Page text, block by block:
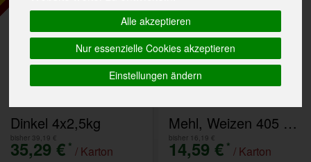
Alle akzeptieren
Nur essenzielle Cookies akzeptieren
Einstellungen ändern
Dinkel 4x2,5kg
bisher 39,19 €
35,29 € * / Karton
Mehl, Weizen 405 6x1kg
bisher 16,19 €
14,59 € * / Karton